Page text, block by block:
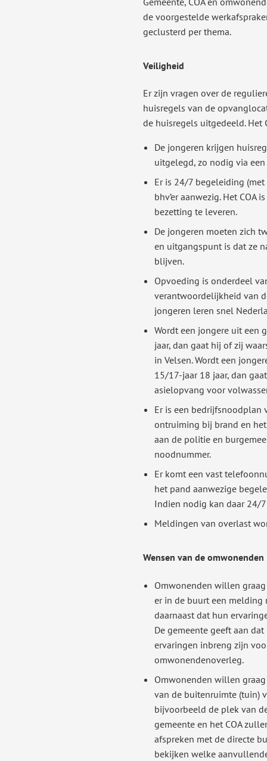
de voorgestelde
geclusterd per thema.
Veiligheid
Er zijn vragen over de
huisregels van de
de huisregels uitgedeeld. Het
De jongeren krijgen
uitgelegd, zo nodig via
Er is 24/7 begeleiding
bhv’er aanwezig. Het COA
bezetting te leveren.
De jongeren moeten zich
en uitgangspunt is dat ze
blijven.
Opvoeding is onderdeel
verantwoordelijkheid van
jongeren leren snel
Wordt een jongere uit een
jaar, dan gaat hij of zij
in Velsen. Wordt een
15/17-jaar 18 jaar, dan
asielopvang voor
Er is een bedrijfsnoodplan
ontruiming bij brand en
aan de politie en
noodnummer.
Er komt een vast
het pand aanwezige
Indien nodig kan daar 24/
Meldingen van overlast
Wensen van de omwonenden
Omwonenden willen
er in de buurt een melding
daarnaast dat hun
De gemeente geeft aan
ervaringen inbreng zijn
omwonendenoverleg.
Omwonenden willen
van de buitenruimte (tuin)
bijvoorbeeld de plek van
gemeente en het COA
afspreken met de directe
bekijken welke